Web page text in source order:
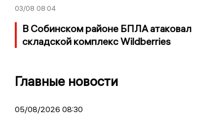
03/08 08:04
В Собинском районе БПЛА атаковал
складской комплекс Wildberries
Главные новости
05/08/2026 08:30